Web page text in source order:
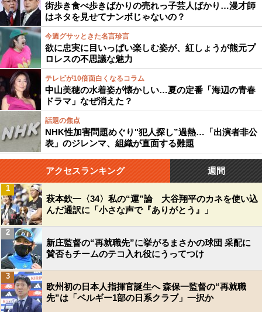
街歩き食べ歩きばかりの売れっ子芸人ばかり…漫才師
はネタを見せてナンボじゃないの？
今週グサッときた名言珍言
欲に忠実に目いっぱい楽しむ姿が、紅しょうが熊元プ
ロレスの不思議な魅力
テレビが10倍面白くなるコラム
中山美穂の水着姿が懐かしい…夏の定番「海辺の青春
ドラマ」なぜ消えた？
話題の焦点
NHK性加害問題めぐり"犯人探し”過熱…「出演者非公
表」のジレンマ、組織が直面する難題
アクセスランキング 週間
萩本欽一〈34〉私の“運”論 大谷翔平のカネを使い込
んだ通訳に「小さな声で『ありがとう』」
1
新庄監督の“再就職先”に挙がるまさかの球団 采配に
賛否もチームのテコ入れ役にうってつけ
2
欧州初の日本人指揮官誕生へ 森保一監督の“再就職
先”は「ベルギー1部の日系クラブ」一択か
3